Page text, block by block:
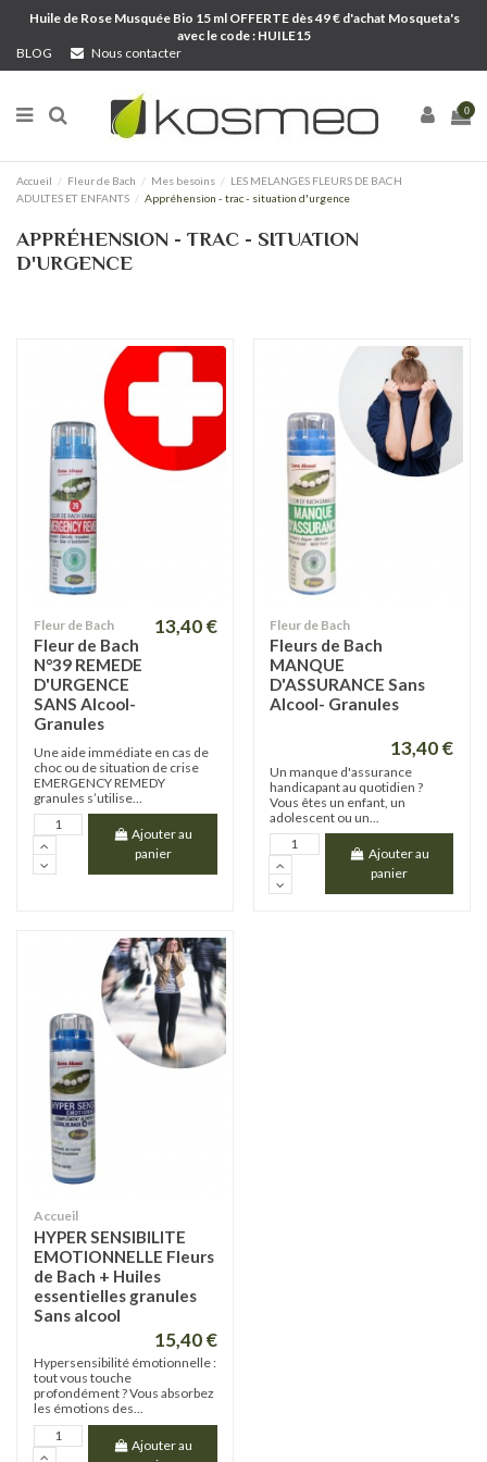
Huile de Rose Musquée Bio 15 ml OFFERTE dès 49 € d'achat Mosqueta's
avec le code : HUILE15
BLOG
Nous contacter
0
Accueil Fleur de Bach Mes besoins
LES MELANGES FLEURS DE BACH
ADULTES ET ENFANTS
Appréhension - trac - situation d'urgence
APPRÉHENSION - TRAC - SITUATION
D'URGENCE
Fleur de Bach
Fleur de Bach
N°39 REMEDE
D'URGENCE
SANS Alcool-
Granules
13,40 €
Une aide immédiate en cas de
choc ou de situation de crise
EMERGENCY REMEDY
granules s’utilise...
Ajouter au
panier
Fleur de Bach
Fleurs de Bach
MANQUE
D'ASSURANCE Sans
Alcool- Granules
13,40 €
Un manque d'assurance
handicapant au quotidien ?
Vous êtes un enfant, un
adolescent ou un...
Ajouter au
panier
Accueil
HYPER SENSIBILITE
EMOTIONNELLE Fleurs
de Bach + Huiles
essentielles granules
Sans alcool
15,40 €
Hypersensibilité émotionnelle :
tout vous touche
profondément ? Vous absorbez
les émotions des...
Ajouter au